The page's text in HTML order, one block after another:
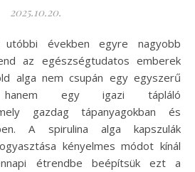
2025.10.20.
az egészségtudatos emberek
alga nem csupán egy egyszerű
hanem egy igazi tápláló
gazdag tápanyagokban és
A spirulina alga kapszulák
kényelmes módot kínál
étrendbe beépítsük ezt a